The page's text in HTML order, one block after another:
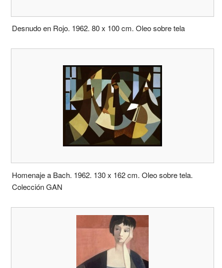
Desnudo en Rojo. 1962. 80 x 100 cm. Oleo sobre tela
Homenaje a Bach. 1962. 130 x 162 cm. Oleo sobre tela.
Colección GAN